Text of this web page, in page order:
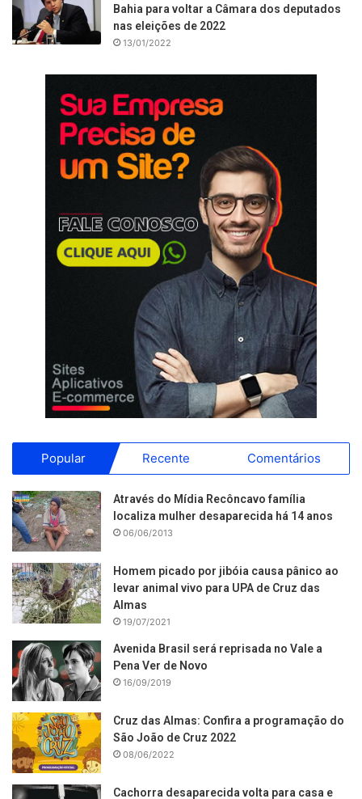
Bahia para voltar a Câmara dos deputados
nas eleições de 2022
13/01/2022
Popular Recente Comentários
Através do Mídia Recôncavo família
localiza mulher desaparecida há 14 anos
06/06/2013
Homem picado por jibóia causa pânico ao
levar animal vivo para UPA de Cruz das
Almas
19/07/2021
Avenida Brasil será reprisada no Vale a
Pena Ver de Novo
16/09/2019
Cruz das Almas: Confira a programação do
São João de Cruz 2022
08/06/2022
Cachorra desaparecida volta para casa e